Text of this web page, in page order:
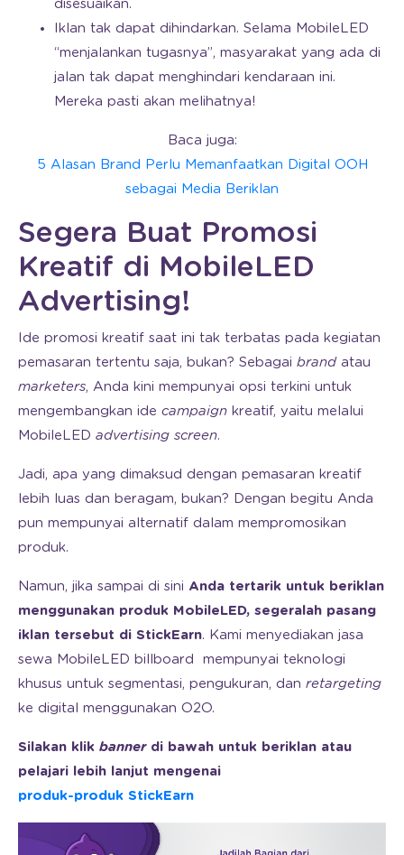
disesuaikan.
Iklan tak dapat dihindarkan. Selama MobileLED
“menjalankan tugasnya”, masyarakat yang ada di
jalan tak dapat menghindari kendaraan ini.
Mereka pasti akan melihatnya!
Baca juga:
5 Alasan Brand Perlu Memanfaatkan Digital OOH
sebagai Media Beriklan
Segera Buat Promosi
Kreatif di MobileLED
Advertising!
Ide promosi kreatif saat ini tak terbatas pada kegiatan
pemasaran tertentu saja, bukan? Sebagai brand atau
marketers, Anda kini mempunyai opsi terkini untuk
mengembangkan ide campaign kreatif, yaitu melalui
MobileLED advertising screen.
Jadi, apa yang dimaksud dengan pemasaran kreatif
lebih luas dan beragam, bukan? Dengan begitu Anda
pun mempunyai alternatif dalam mempromosikan
produk.
Namun, jika sampai di sini Anda tertarik untuk beriklan
menggunakan produk MobileLED, segeralah pasang
iklan tersebut di StickEarn. Kami menyediakan jasa
sewa MobileLED billboard mempunyai teknologi
khusus untuk segmentasi, pengukuran, dan retargeting
ke digital menggunakan O2O.
Silakan klik bannerdi bawah untuk beriklan atau
pelajari lebih lanjut mengenai
produk-produk StickEarn